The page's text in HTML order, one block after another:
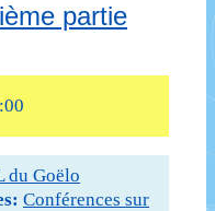
partie
du Goëlo
Conférences sur